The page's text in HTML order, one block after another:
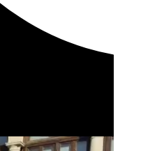
de